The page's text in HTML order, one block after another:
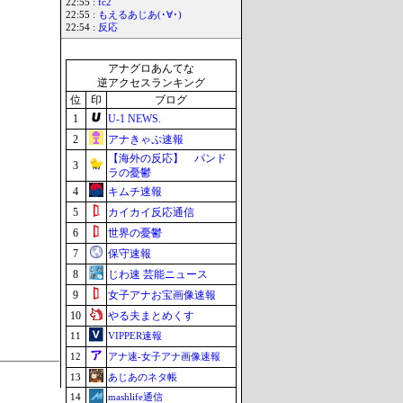
22:55 : fc2
22:55 : もえるあじあ(･∀･)
22:54 : 反応
アナグロあんてな
逆アクセスランキング
位
印
ブログ
1
U-1 NEWS.
2
アナきゃぷ速報
3
【海外の反応】 パンド
ラの憂鬱
4
キムチ速報
5
カイカイ反応通信
6
世界の憂鬱
7
保守速報
8
じわ速 芸能ニュース
9
女子アナお宝画像速報
10
やる夫まとめくす
11
VIPPER速報
12
アナ速‐女子アナ画像速報
13
あじあのネタ帳
14
mashlife通信